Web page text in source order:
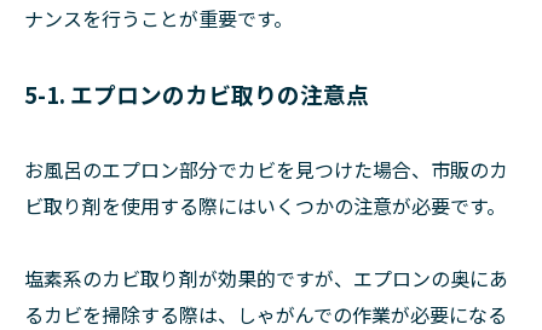
ナンスを行うことが重要です。
5-1. エプロンのカビ取りの注意点
お風呂のエプロン部分でカビを見つけた場合、市販のカ
ビ取り剤を使用する際にはいくつかの注意が必要です。
塩素系のカビ取り剤が効果的ですが、エプロンの奥にあ
るカビを掃除する際は、しゃがんでの作業が必要になる